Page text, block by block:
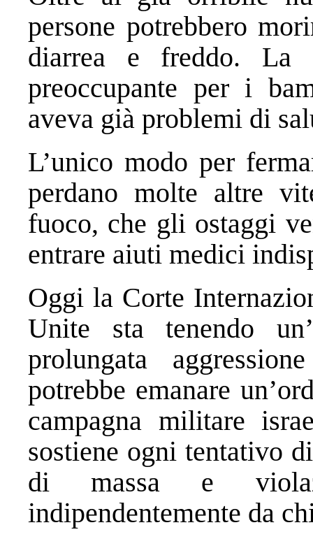
persone potrebbero
diarrea e freddo. La
preoccupante per i
aveva già problemi di
L’unico modo per
perdano molte altre
fuoco, che gli ostaggi
entrare aiuti medici
Oggi la Corte
Unite sta tenendo
prolungata
potrebbe emanare
campagna militare
sostiene ogni tentativo
di massa e
indipendentemente da